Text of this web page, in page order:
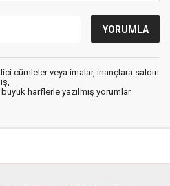
cümleler veya imalar, inançlara saldırı
harflerle yazılmış yorumlar